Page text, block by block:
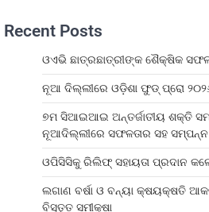
Recent Posts
ଓଏଭି ଛାତ୍ରଛାତ୍ରୀଙ୍କ ଶୈକ୍ଷିକ
ନୂଆ ଦିଲ୍ଲୀରେ ଓଡ଼ିଶା ଫୁଡ୍ ପ୍ରୋ
୭ମ ସିଆଇଆଇ ଅନ୍ତର୍ଜାତୀୟ ଶକ୍ତି
ନୂଆଦିଲ୍ଲୀରେ ସଫଳତାର ସହ ସମ୍ପନ୍ନ
ଓପିସିସିକୁ ରିଲିଫ୍ ସହାୟତା ପ୍ରଦାନ
ଲଗାଣ ବର୍ଷା ଓ ବନ୍ୟା କ୍ଷୟକ୍ଷତି
ବିସ୍ତୃତ ସମୀକ୍ଷା